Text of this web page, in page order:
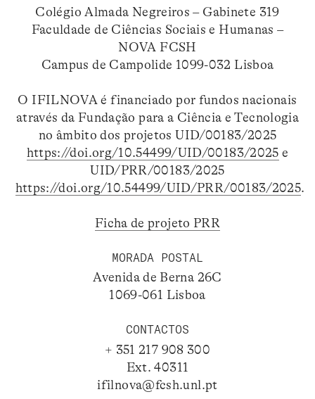
Colégio Almada Negreiros – Gabinete 319
Faculdade de Ciências Sociais e Humanas –
NOVA FCSH
Campus de Campolide 1099-032 Lisboa
O IFILNOVA é financiado por fundos nacionais
através da Fundação para a Ciência e Tecnologia
no âmbito dos projetos UID/00183/2025
https://doi.org/10.54499/UID/00183/2025 e
UID/PRR/00183/2025
https://doi.org/10.54499/UID/PRR/00183/2025.
Ficha de projeto PRR
MORADA POSTAL
Avenida de Berna 26C
1069-061 Lisboa
CONTACTOS
+ 351 217 908 300
Ext. 40311
ifilnova@fcsh.unl.pt